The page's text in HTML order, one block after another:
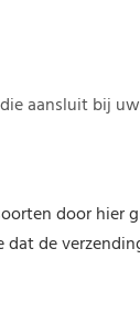
aansluit bij
door hier
de